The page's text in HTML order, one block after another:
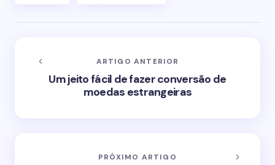
ARTIGO ANTERIOR
Um jeito fácil de fazer conversão de
moedas estrangeiras
PRÓXIMO ARTIGO